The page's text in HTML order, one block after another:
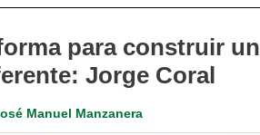
para construir un
Jorge Coral
Manuel Manzanera